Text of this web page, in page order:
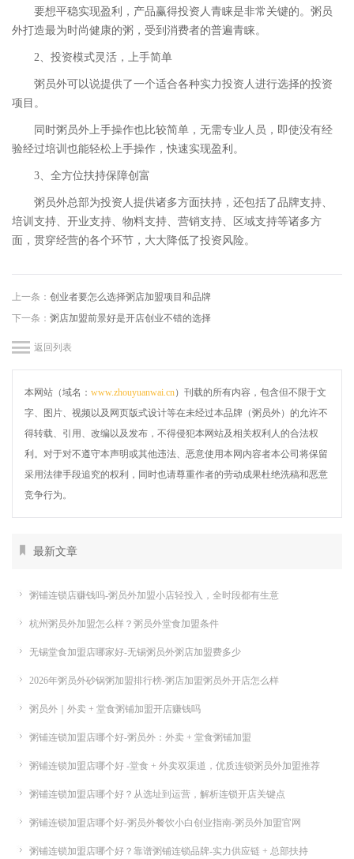
要想平稳实现盈利，产品赢得投资人青睐是非常关键的。粥员
外打造最为时尚健康的粥，受到消费者的普遍青睐。
2、投资模式灵活，上手简单
粥员外可以说提供了一个适合各种实力投资人进行选择的投资
项目。
同时粥员外上手操作也比较简单，无需专业人员，即使没有经
验经过培训也能轻松上手操作，快速实现盈利。
3、全方位扶持保障创富
粥员外总部为投资人提供诸多方面扶持，还包括了品牌支持、
培训支持、开业支持、物料支持、营销支持、区域支持等诸多方
面，贯穿经营的各个环节，大大降低了投资风险。
上一条： 创业者要怎么选择粥店加盟项目和品牌
下一条： 粥店加盟前景好是开店创业不错的选择
返回列表
本网站（域名： www.zhouyuanwai.cn）刊载的所有内容，包含但不限于文
字、图片、视频以及网页版式设计等在未经过本品牌（粥员外）的允许不
得转载、引用、改编以及发布，不得侵犯本网站及相关权利人的合法权
利。对于对不遵守本声明或其他违法、恶意使用本网内容者本公司将保留
采用法律手段追究的权利，同时也请尊重作者的劳动成果杜绝洗稿和恶意
竞争行为。
最新文章
粥铺连锁店赚钱吗-粥员外加盟小店轻投入，全时段都有生意
杭州粥员外加盟怎么样？粥员外堂食加盟条件
无锡堂食加盟店哪家好-无锡粥员外粥店加盟费多少
2026年粥员外砂锅粥加盟排行榜-粥店加盟粥员外开店怎么样
粥员外｜外卖 + 堂食粥铺加盟开店赚钱吗
粥铺连锁加盟店哪个好-粥员外：外卖 + 堂食粥铺加盟
粥铺连锁加盟店哪个好 -堂食 + 外卖双渠道，优质连锁粥员外加盟推荐
粥铺连锁加盟店哪个好？从选址到运营，解析连锁开店关键点
粥铺连锁加盟店哪个好-粥员外餐饮小白创业指南-粥员外加盟官网
粥铺连锁加盟店哪个好？靠谱粥铺连锁品牌-实力供应链 + 总部扶持